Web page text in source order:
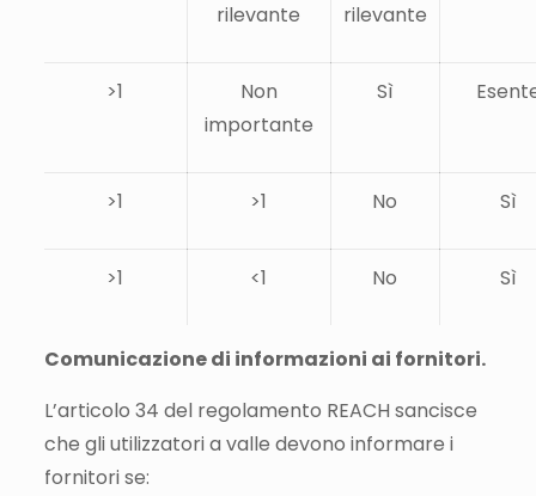
rilevante
rilevante
>1
Non
importante
Sì
>1 >1 No Sì
>1 <1 No Sì
Comunicazione di informazioni ai fornitori.
L’articolo 34 del regolamento REACH sancisce
che gli utilizzatori a valle devono informare i
fornitori se: